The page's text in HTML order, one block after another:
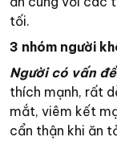
tối.
3 nhóm người
Người có vấn
thích mạnh, rất
mắt, viêm kết
cẩn thận khi ăn